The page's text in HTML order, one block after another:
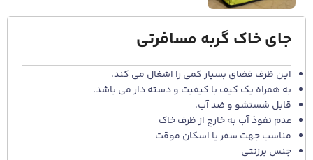
جای خاک گربه مسافرتی
این ظرف فضای بسیار کمی را اشغال می کند.
به همراه یک کیف با کیفیت و دسته دار می باشد.
قابل شستشو و ضد آب.
عدم نفوذ آب به خارج از ظرف خاک
مناسب جهت سفر یا اسکان موقت
جنس برزنتی